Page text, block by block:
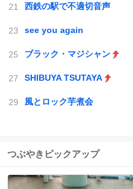
西鉄の駅で不適切音声
see you again
ブラック・マジシャン
SHIBUYA TSUTAYA
風とロック芋煮会
つぶやきピックアップ